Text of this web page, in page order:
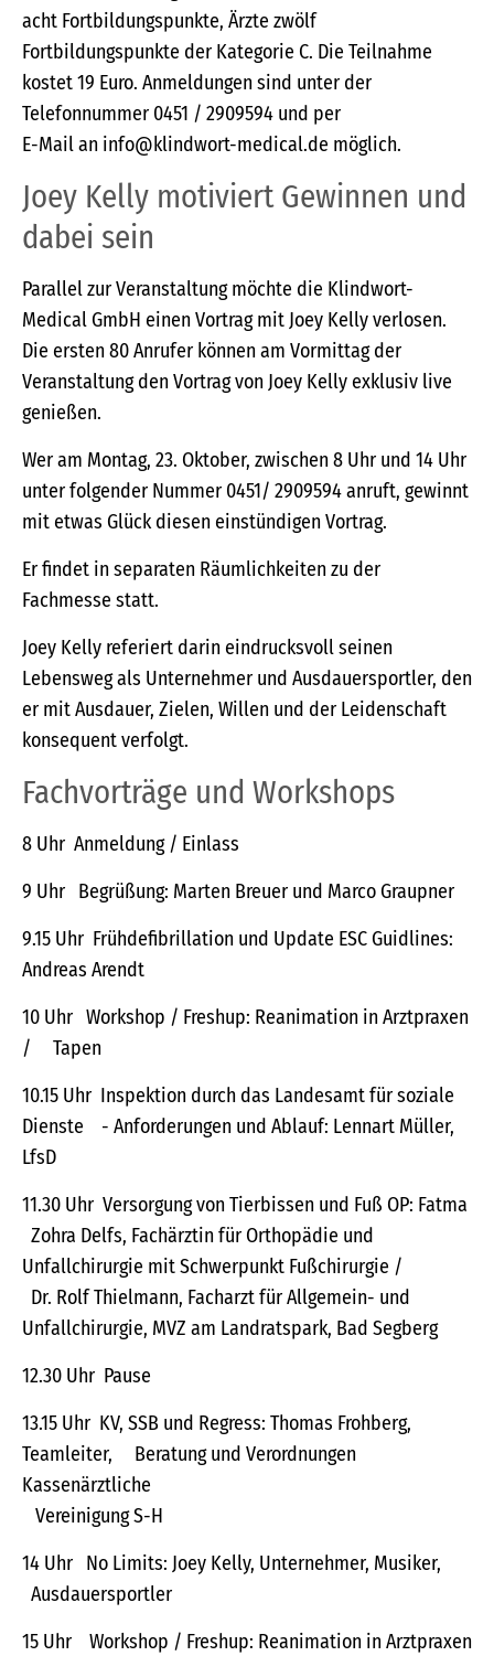
acht Fortbildungspunkte, Ärzte zwölf
Fortbildungspunkte der Kategorie C. Die Teilnahme
kostet 19 Euro. Anmeldungen sind unter der
Telefonnummer 0451 / 2909594 und per
E-Mail an info@klindwort-medical.de möglich.
Joey Kelly motiviert Gewinnen und
dabei sein
Parallel zur Veranstaltung möchte die Klindwort-
Medical GmbH einen Vortrag mit Joey Kelly verlosen.
Die ersten 80 Anrufer können am Vormittag der
Veranstaltung den Vortrag von Joey Kelly exklusiv live
genießen.
Wer am Montag, 23. Oktober, zwischen 8 Uhr und 14 Uhr
unter folgender Nummer 0451/ 2909594 anruft, gewinnt
mit etwas Glück diesen einstündigen Vortrag.
Er findet in separaten Räumlichkeiten zu der
Fachmesse statt.
Joey Kelly referiert darin eindrucksvoll seinen
Lebensweg als Unternehmer und Ausdauersportler, den
er mit Ausdauer, Zielen, Willen und der Leidenschaft
konsequent verfolgt.
Fachvorträge und Workshops
8 Uhr Anmeldung / Einlass
9 Uhr Begrüßung: Marten Breuer und Marco Graupner
9.15 Uhr Frühdefibrillation und Update ESC Guidlines:
Andreas Arendt
10 Uhr Workshop / Freshup: Reanimation in Arztpraxen
/ Tapen
10.15 Uhr Inspektion durch das Landesamt für soziale
Dienste - Anforderungen und Ablauf: Lennart Müller,
LfsD
11.30 Uhr Versorgung von Tierbissen und Fuß OP: Fatma
Zohra Delfs, Fachärztin für Orthopädie und
Unfallchirurgie mit Schwerpunkt Fußchirurgie /
Dr. Rolf Thielmann, Facharzt für Allgemein- und
Unfallchirurgie, MVZ am Landratspark, Bad Segberg
12.30 Uhr Pause
13.15 Uhr KV, SSB und Regress: Thomas Frohberg,
Teamleiter, Beratung und Verordnungen
Kassenärztliche
Vereinigung S-H
14 Uhr No Limits: Joey Kelly, Unternehmer, Musiker,
Ausdauersportler
15 Uhr Workshop / Freshup: Reanimation in Arztpraxen